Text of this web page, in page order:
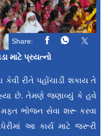
Share:
માટે પ્રયત્નો
રીતે પહોંચાડી શકાય તે
છે. તેમણે જણાવ્યું કે હવે
મફત ભોજન સેવા શરૂ કરવા
આ કાર્ય માટે જરૂરી